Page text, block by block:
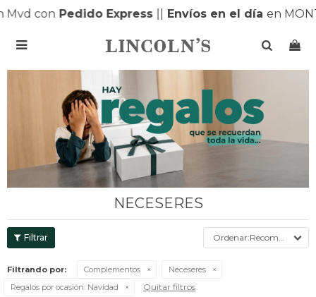
conPedido Express|| Envíos en el díaen

NECESERES
Recomendados
Filtrando por: Complementos
Neceseres
Regalos por ocasión: Navidad Quitar filtros